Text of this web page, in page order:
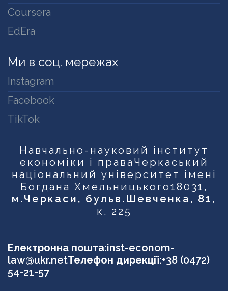
Coursera
EdEra
Ми в соц. мережах
Instagram
Facebook
TikTok
Навчально-науковий інститут
економіки і права Черкаський
національний університет імені
Богдана Хмельницького18031,
м.Черкаси, бульв.Шевченка, 81 ,
к. 225
Електронна пошта:inst-econom-
law@ukr.netТелефон дирекції:+38 (0472)
54-21-57